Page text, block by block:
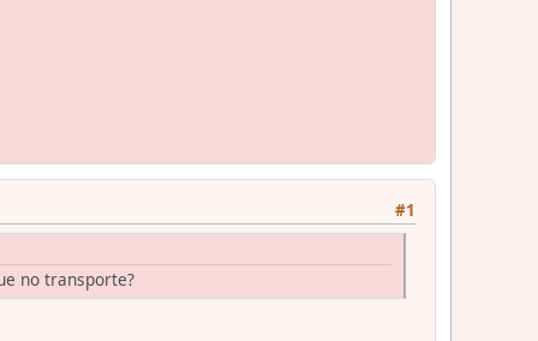
#1
no transporte?